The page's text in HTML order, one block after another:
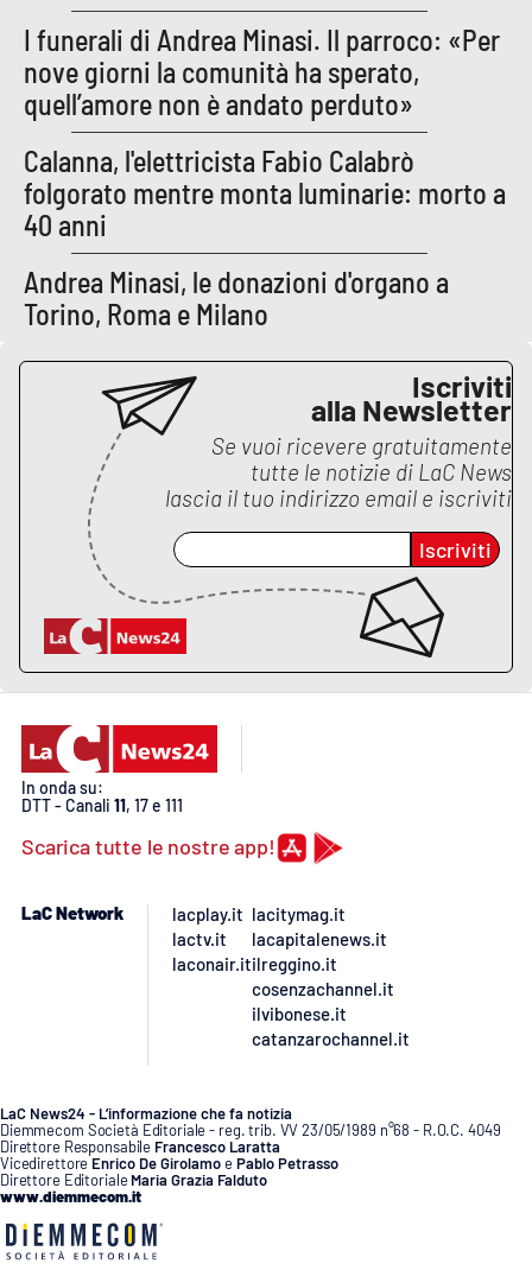
I funerali di Andrea Minasi. Il parroco: «Per
nove giorni la comunità ha sperato,
quell’amore non è andato perduto»
Calanna, l'elettricista Fabio Calabrò
folgorato mentre monta luminarie: morto a
40 anni
Andrea Minasi, le donazioni d'organo a
Torino, Roma e Milano
Iscriviti
alla Newsletter
Se vuoi ricevere gratuitamente
tutte le notizie di LaC News
lascia il tuo indirizzo email e iscriviti
Iscriviti
In onda su:
DTT - Canali 11, 17 e 111
Scarica tutte le nostre app!
LaC Network
lacplay.it
lactv.it
laconair.it
lacitymag.it
lacapitalenews.it
ilreggino.it
cosenzachannel.it
ilvibonese.it
catanzarochannel.it
LaC News24 - L’informazione che fa notizia
Diemmecom Società Editoriale - reg. trib. VV 23/05/1989 n°68 - R.O.C. 4049
Direttore Responsabile Francesco Laratta
Vicedirettore Enrico De GirolamoePablo Petrasso
Direttore Editoriale Maria Grazia Falduto
www.diemmecom.it